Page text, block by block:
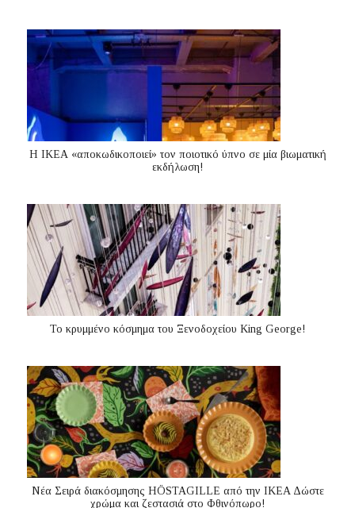
Η ΙΚΕΑ «αποκωδικοποιεί» τον ποιοτικό ύπνο σε μία βιωματική
εκδήλωση!
Το κρυμμένο κόσμημα του Ξενοδοχείου King George!
Νέα Σειρά διακόσμησης HÖSTAGILLE από την IKEA Δώστε
χρώμα και ζεστασιά στο Φθινόπωρο!